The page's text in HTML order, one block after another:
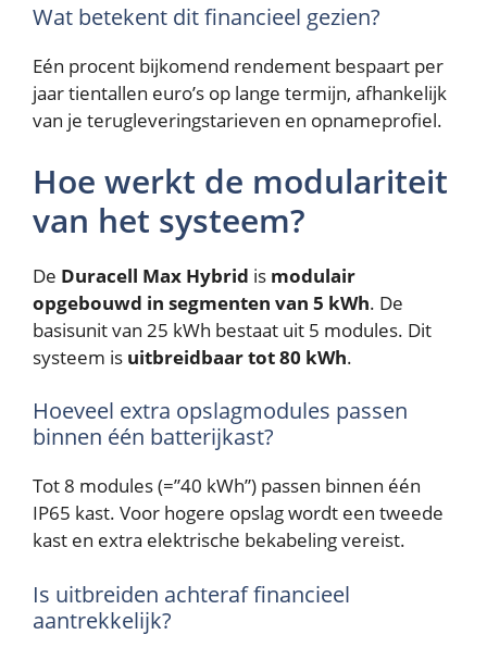
Wat betekent dit financieel gezien?
Eén procent bijkomend rendement bespaart per
jaar tientallen euro’s op lange termijn, afhankelijk
van je terugleveringstarieven en opnameprofiel.
Hoe werkt de modulariteit
van het systeem?
De Duracell Max Hybrid is modulair
opgebouwd in segmenten van 5 kWh. De
basisunit van 25 kWh bestaat uit 5 modules. Dit
systeem is uitbreidbaar tot 80 kWh.
Hoeveel extra opslagmodules passen
binnen één batterijkast?
Tot 8 modules (=”40 kWh”) passen binnen één
IP65 kast. Voor hogere opslag wordt een tweede
kast en extra elektrische bekabeling vereist.
Is uitbreiden achteraf financieel
aantrekkelijk?